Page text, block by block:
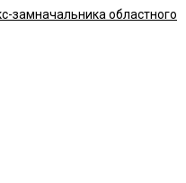
замначальника областного